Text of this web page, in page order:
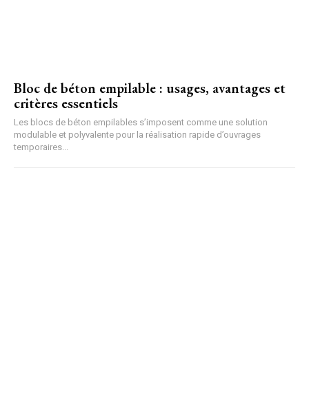
Bloc de béton empilable : usages, avantages et
critères essentiels
Les blocs de béton empilables s’imposent comme une solution
modulable et polyvalente pour la réalisation rapide d’ouvrages
temporaires...